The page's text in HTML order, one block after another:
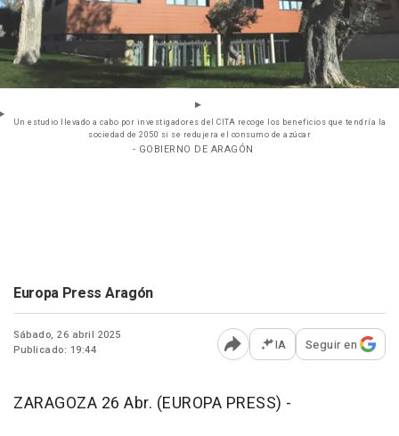
Un estudio llevado a cabo por investigadores del CITA recoge los beneficios que tendría la
sociedad de 2050 si se redujera el consumo de azúcar
- GOBIERNO DE ARAGÓN
Europa Press Aragón
Sábado, 26 abril 2025
Publicado: 19:44
Abrir opciones para
IA Seguir en
ZARAGOZA 26 Abr. (EUROPA PRESS) -